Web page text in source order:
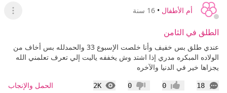
أم الأطفال • 16 سنة
عرض
الطلق في الثامن
عندي طلق بس خفيف وأنا خلصت الإسبوع 33 والحمدلله بس أخاف من
الولاده المبكره مدري إذا اشتد وش يخففه ياليت إلي تعرف تعلمني الله
يجزاها خير في الدنيا والآخره
18
التعليقات إعجاب0 عدم إعجاب
0
2K
المشاهدات الحمل والإنجاب